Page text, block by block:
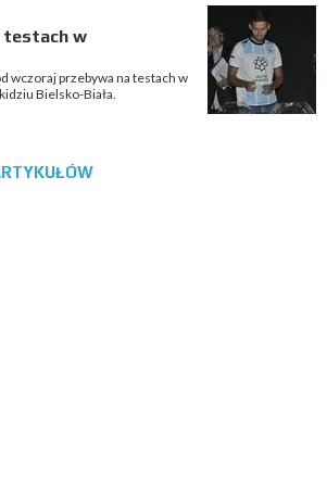
testach w
wczoraj przebywa na testach w
Bielsko-Biała.